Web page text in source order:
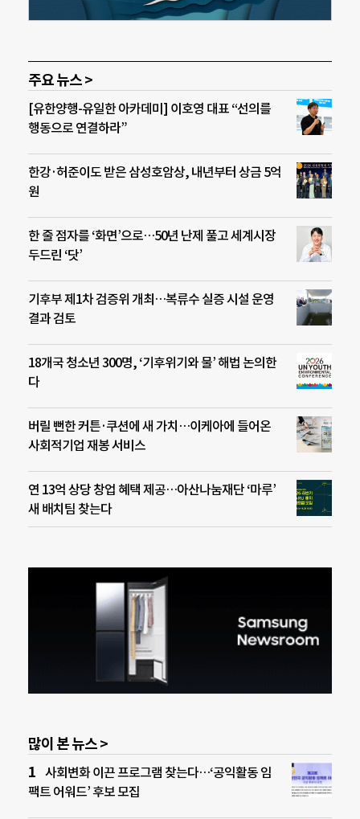
주요 뉴스 >
[유한양행-유일한 아카데미] 이호영 대표 “선의를
행동으로 연결하라”
한강·허준이도 받은 삼성호암상, 내년부터 상금 5억
원
한 줄 점자를 ‘화면’으로…50년 난제 풀고 세계시장
두드린 ‘닷’
기후부 제1차 검증위 개최…복류수 실증 시설 운영
결과 검토
18개국 청소년 300명, ‘기후위기와 물’ 해법 논의한
다
버릴 뻔한 커튼·쿠션에 새 가치…이케아에 들어온
사회적기업 재봉 서비스
연 13억 상당 창업 혜택 제공…아산나눔재단 ‘마루’
새 배치팀 찾는다
많이 본 뉴스 >
사회변화 이끈 프로그램 찾는다…‘공익활동 임
팩트 어워드’ 후보 모집